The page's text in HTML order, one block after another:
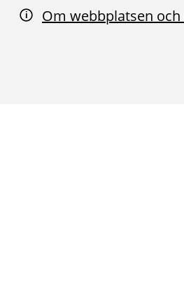
Om webbplatsen och